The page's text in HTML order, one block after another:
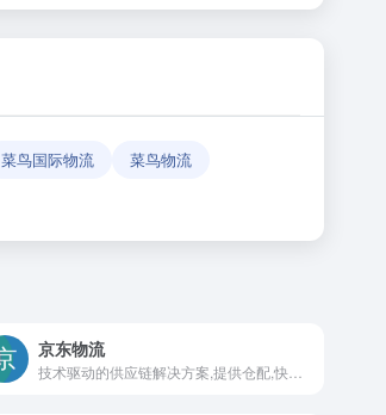
菜鸟国际物流
菜鸟物流
京东物流